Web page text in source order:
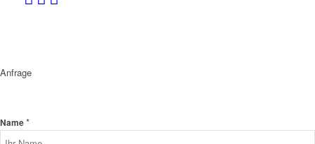
Anfrage
Name*